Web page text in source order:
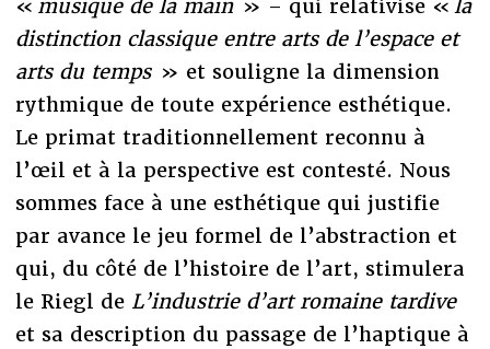
« musique de la main » – qui relativise « la
distinction classique entre arts de l’espace et
arts du temps » et souligne la dimension
rythmique de toute expérience esthétique.
Le primat traditionnellement reconnu à
l’œil et à la perspective est contesté. Nous
sommes face à une esthétique qui justifie
par avance le jeu formel de l’abstraction et
qui, du côté de l’histoire de l’art, stimulera
le Riegl de L’industrie d’art romaine tardive
et sa description du passage de l’haptique à